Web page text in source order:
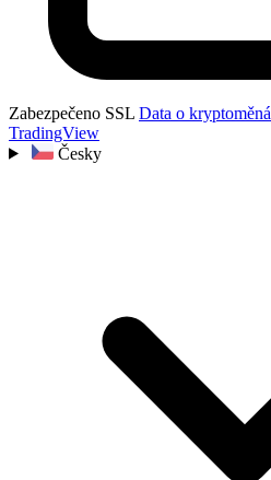
Zabezpečeno SSL Data o
TradingView
Česky